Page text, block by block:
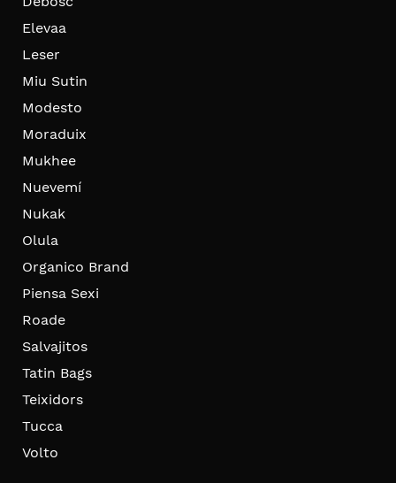
Elevaa
Leser
Miu Sutin
Modesto
Moraduix
Mukhee
Nuevemí
Nukak
Olula
Organico Brand
Piensa Sexi
Roade
Salvajitos
Tatin Bags
Teixidors
Tucca
Volto